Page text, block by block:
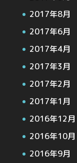
2017年8月
2017年6月
2017年4月
2017年3月
2017年2月
2017年1月
2016年12月
2016年10月
2016年9月